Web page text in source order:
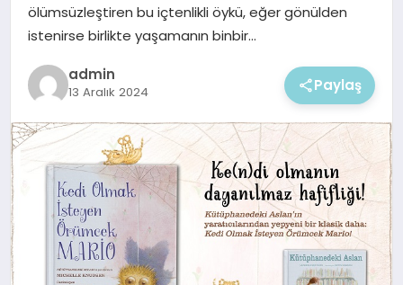
ölümsüzleştiren bu içtenlikli öykü, eğer gönülden
istenirse birlikte yaşamanın binbir…
admin
13 Aralık 2024 Paylaş